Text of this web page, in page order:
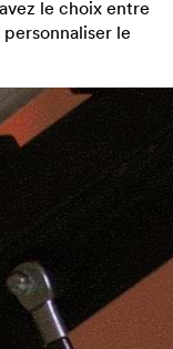
le choix entre
le